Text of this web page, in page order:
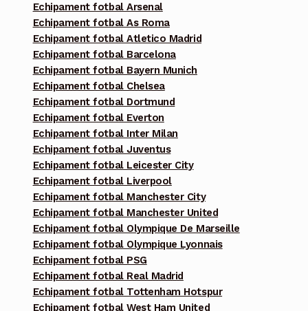
Echipament fotbal Arsenal
Echipament fotbal As Roma
Echipament fotbal Atletico Madrid
Echipament fotbal Barcelona
Echipament fotbal Bayern Munich
Echipament fotbal Chelsea
Echipament fotbal Dortmund
Echipament fotbal Everton
Echipament fotbal Inter Milan
Echipament fotbal Juventus
Echipament fotbal Leicester City
Echipament fotbal Liverpool
Echipament fotbal Manchester City
Echipament fotbal Manchester United
Echipament fotbal Olympique De Marseille
Echipament fotbal Olympique Lyonnais
Echipament fotbal PSG
Echipament fotbal Real Madrid
Echipament fotbal Tottenham Hotspur
Echipament fotbal West Ham United